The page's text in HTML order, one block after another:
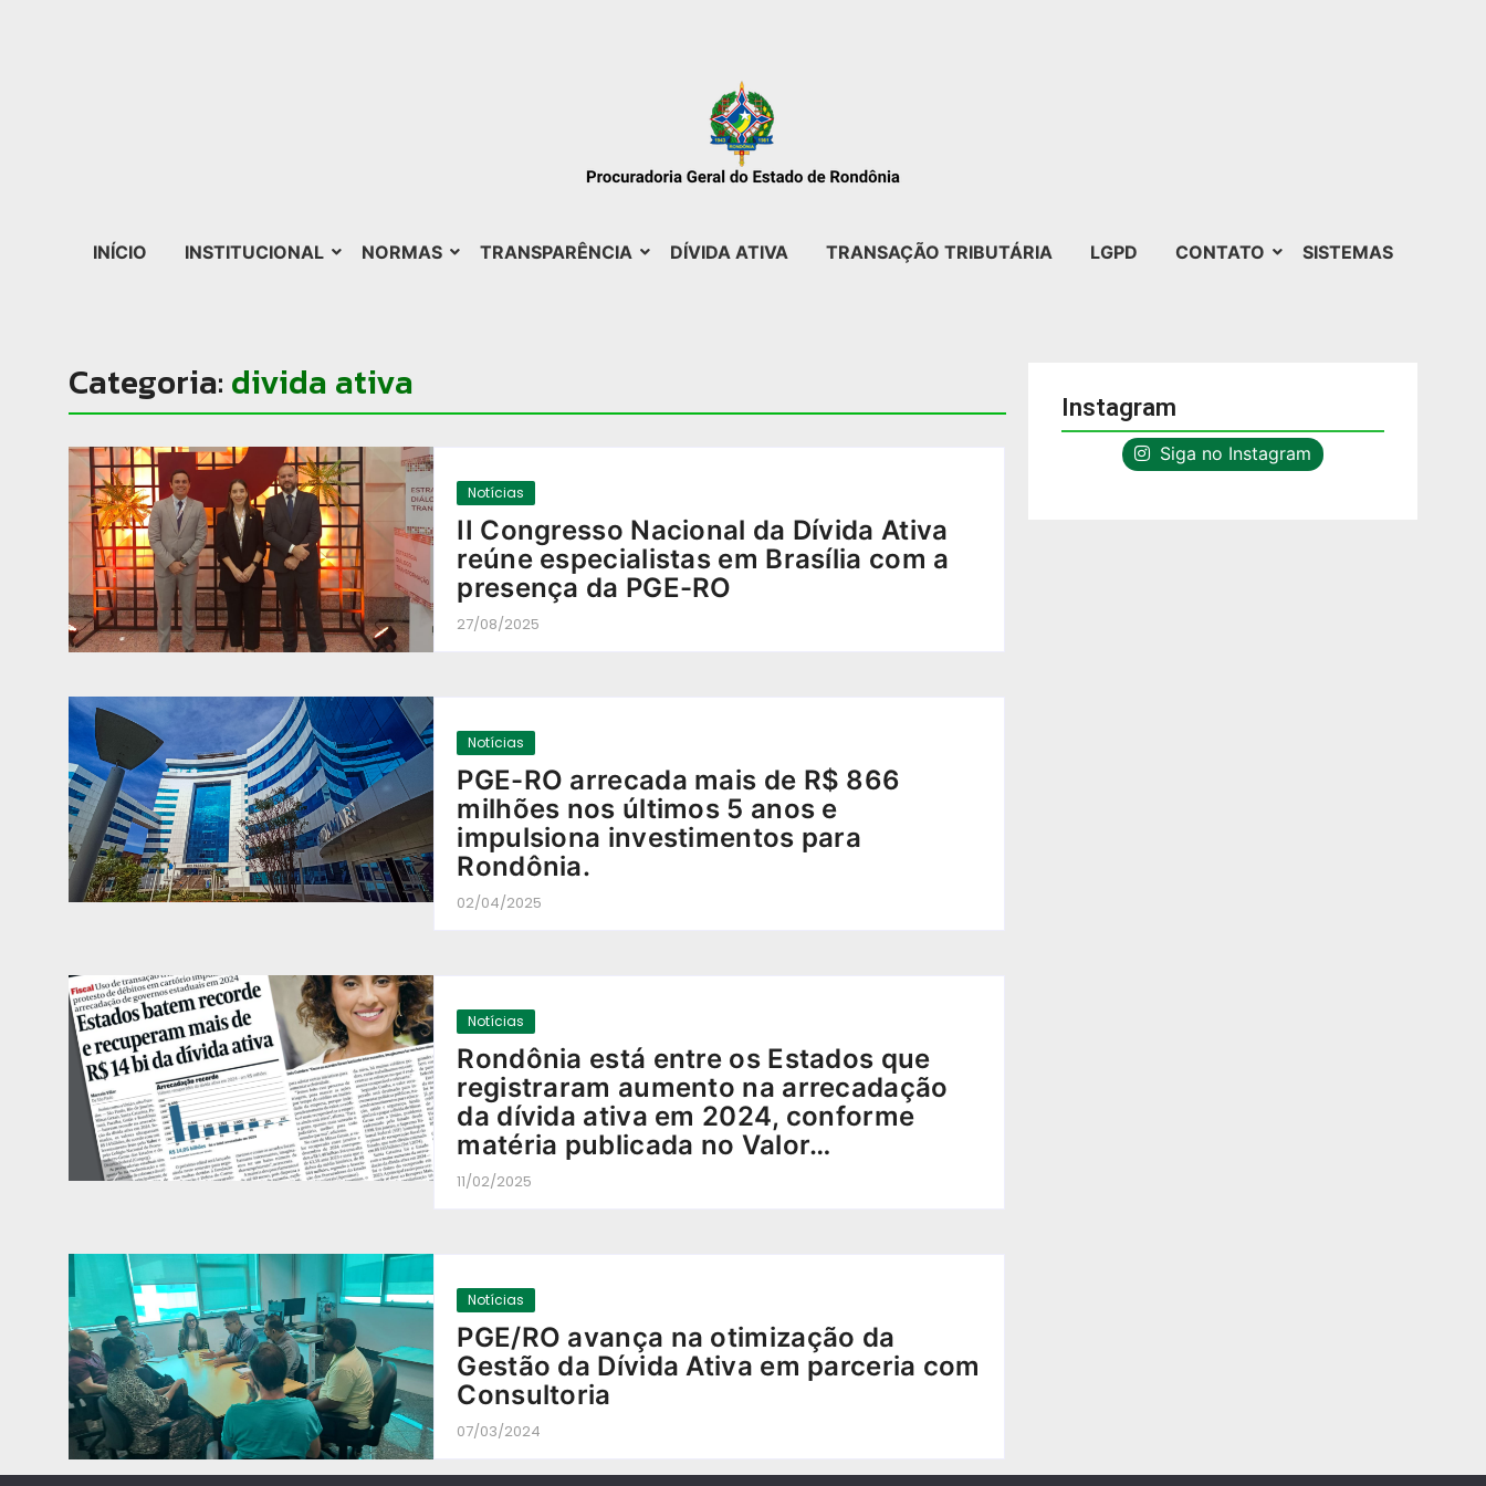
INÍCIO INSTITUCIONAL NORMAS TRANSPARÊNCIA DÍVIDA ATIVA TRANSAÇÃO TRIBUTÁRIA LGPD CONTATO SISTEMAS
Categoria: divida ativa
Notícias
II Congresso Nacional da Dívida Ativa
reúne especialistas em Brasília com a
presença da PGE-RO
27/08/2025
Notícias
PGE-RO arrecada mais de R$ 866
milhões nos últimos 5 anos e
impulsiona investimentos para
Rondônia.
02/04/2025
Notícias
Rondônia está entre os Estados que
registraram aumento na arrecadação
da dívida ativa em 2024, conforme
matéria publicada no Valor…
11/02/2025
Notícias
PGE/RO avança na otimização da
Gestão da Dívida Ativa em parceria com
Consultoria
07/03/2024
Instagram
Siga no Instagram